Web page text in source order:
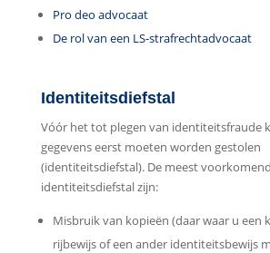
Pro deo advocaat
De rol van een LS-strafrechtadvocaat
Identiteitsdiefstal
Vóór het tot plegen van identiteitsfraude
gegevens eerst moeten worden gestolen
(identiteitsdiefstal). De meest
identiteitsdiefstal zijn:
Misbruik van kopieën (daar waar u een
rijbewijs of een ander identiteitsbewijs